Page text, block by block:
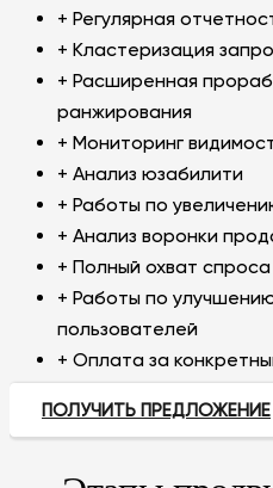
+ Регулярная
+ Кластеризация
+ Расширенная
ранжирования
+ Мониторинг
+ Анализ юзабилити
+ Работы по
+ Анализ воронки
+ Полный охват спроса
+ Работы по
пользователей
+ Оплата за
ПОЛУЧИТЬ ПРЕДЛОЖЕНИЕ